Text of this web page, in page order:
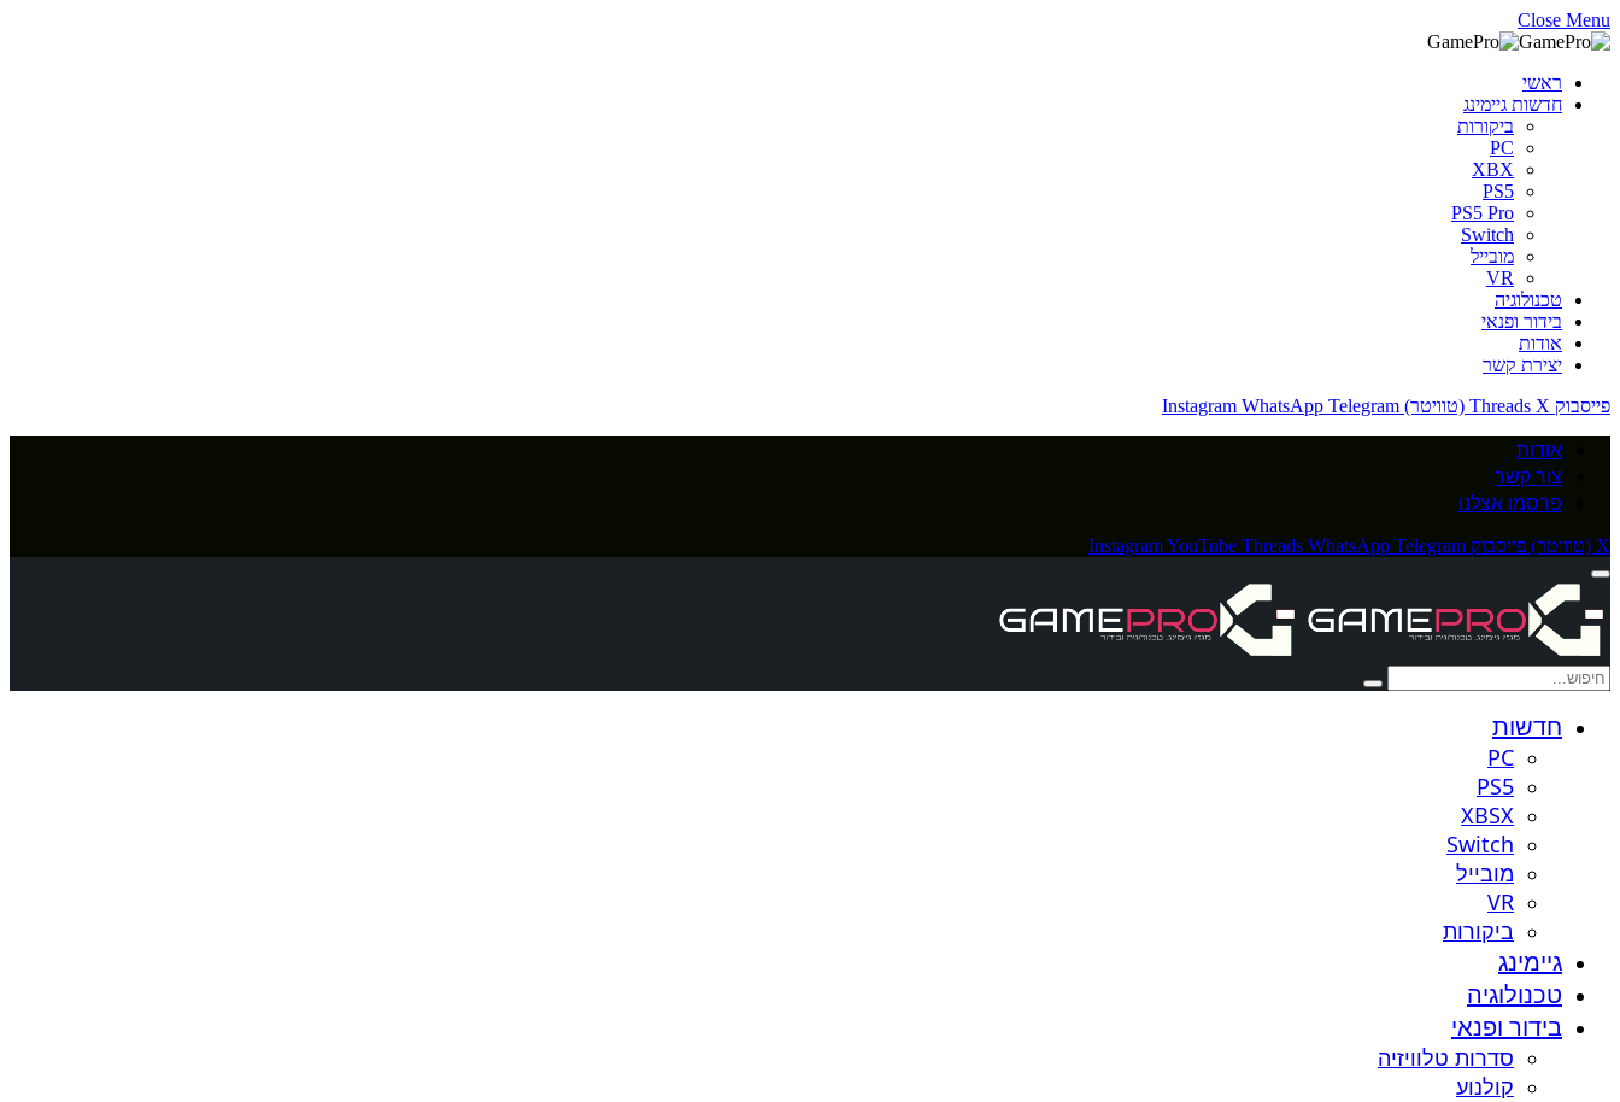
Close Menu
ראשי
חדשות גיימינג
ביקורות
PC
XBX
PS5
PS5 Pro
Switch
מובייל
VR
טכנולוגיה
בידור ופנאי
אודות
יצירת קשר
פייסבוק
Threads X (טוויטר) Instagram WhatsApp Telegram
אודות
צור קשר
פרסמו אצלנו
X (טוויטר) פייסבוק InstagramYouTube Threads WhatsApp Telegram
חדשות
PC
PS5
XBSX
Switch
מובייל
VR
ביקורות
גיימינג
טכנולוגיה
בידור ופנאי
סדרות טלוויזיה
קולנוע